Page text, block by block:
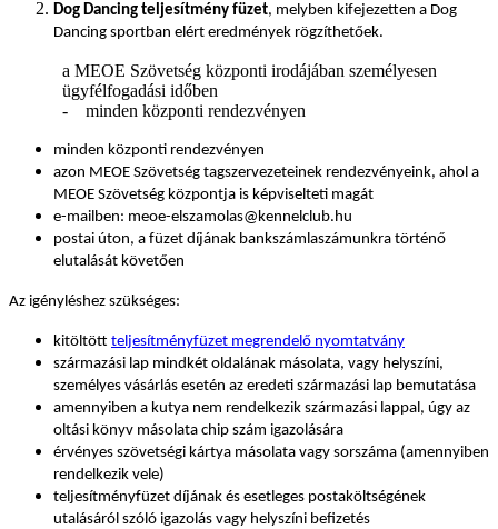
Dog Dancing teljesítmény füzet, melyben kifejezetten a Dog
Dancing sportban elért eredmények rögzíthetőek.
a MEOE Szövetség központi irodájában személyesen
ügyfélfogadási időben
- minden központi rendezvényen
minden központi rendezvényen
azon MEOE Szövetség tagszervezeteinek rendezvényeink, ahol a
MEOE Szövetség központja is képviselteti magát
e-mailben: meoe-elszamolas@kennelclub.hu
postai úton, a füzet díjának bankszámlaszámunkra történő
elutalását követően
Az igényléshez szükséges:
kitöltött teljesítményfüzet megrendelő nyomtatvány
származási lap mindkét oldalának másolata, vagy helyszíni,
személyes vásárlás esetén az eredeti származási lap bemutatása
amennyiben a kutya nem rendelkezik származási lappal, úgy az
oltási könyv másolata chip szám igazolására
érvényes szövetségi kártya másolata vagy sorszáma (amennyiben
rendelkezik vele)
teljesítményfüzet díjának és esetleges postaköltségének
utalásáról szóló igazolás vagy helyszíni befizetés